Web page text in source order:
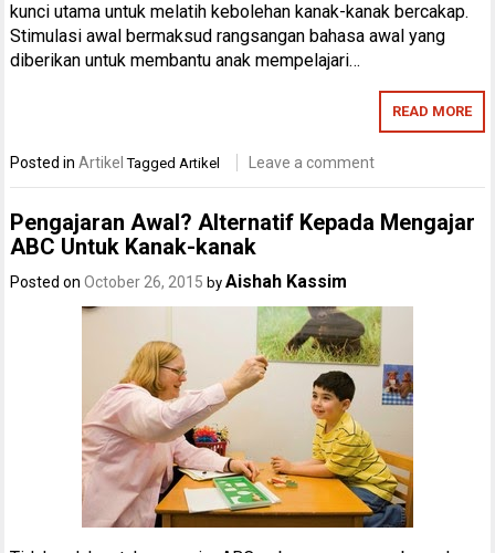
kunci utama untuk melatih kebolehan kanak-kanak bercakap.
Stimulasi awal bermaksud rangsangan bahasa awal yang
diberikan untuk membantu anak mempelajari…
READ MORE
Posted inArtikel TaggedArtikel Leave a comment
Pengajaran Awal? Alternatif Kepada Mengajar
ABC Untuk Kanak-kanak
Posted onOctober 26, 2015 byAishah Kassim